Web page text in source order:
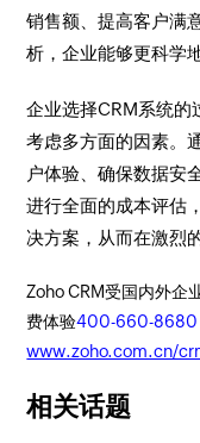
销售额、提高客户满
析，企业能够更科学
企业选择CRM系统的
考虑多方面的因素。
户体验、确保数据安
进行全面的成本评估
决方案，从而在激烈
Zoho CRM受国内外企
费体验400-660-8680
www.zoho.com.cn/
相关话题